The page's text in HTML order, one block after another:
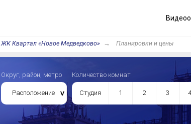
ЖК Квартал «Новое Медведково» Планировки и цены
Округ, район, метро
Расположение
Количество комнат
Студия 1 2 3